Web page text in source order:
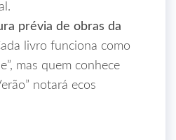
prévia de obras da
livro funciona como
mas quem conhece
notará ecos